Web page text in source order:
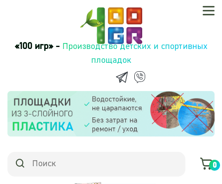
«100 игр» -Производство детских и спортивных
площадок
0